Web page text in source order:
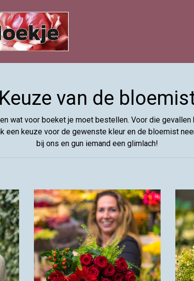
Keuze van de
wat voor boeket je moet bestellen. Voor die gevallen
een keuze voor de gewenste kleur en de bloemist
bij ons en gun iemand een glimlach!